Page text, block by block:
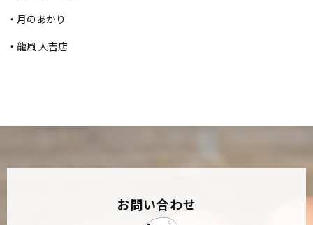
・月のあかり
・龍風 人吉店
お問い合わせ